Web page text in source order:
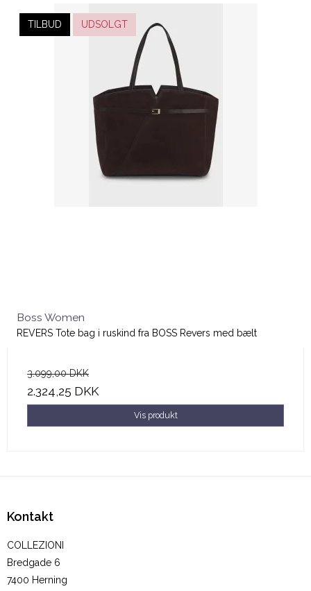
TILBUD UDSOLGT
Boss Women
REVERS Tote bag i ruskind fra BOSS Revers med bælt
3.099,00 DKK
2.324,25 DKK
Vis produkt
Kontakt
COLLEZIONI
Bredgade 6
7400 Herning